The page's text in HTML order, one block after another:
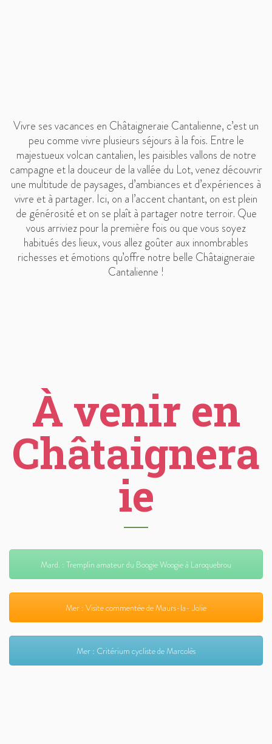
Vivre ses vacances en Châtaigneraie Cantalienne, c’est un
peu comme vivre plusieurs séjours à la fois. Entre le
majestueux volcan cantalien, les paisibles vallons de notre
campagne et la douceur de la vallée du Lot, venez découvrir
une multitude de paysages, d’ambiances et d’expériences à
vivre et à partager. Ici, on a l’accent chantant, on est plein
de générosité et on se plaît à partager notre terroir. Que
vous arriviez pour la première fois ou que vous soyez
habitués des lieux, vous allez goûter aux innombrables
richesses et émotions qu’offre notre belle Châtaigneraie
Cantalienne !
À venir en
Châtaignera
ie
Mard. : Tremplin amateur du Boogie Woogie à Laroquebrou
Mer : Visite commentée de Maurs-la- Jolie
Mer : Critérium cycliste de Marcolès